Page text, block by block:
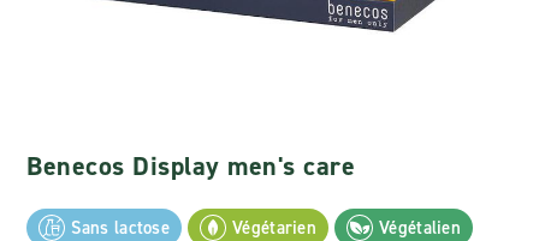
Benecos Display men's care
Sans lactose Végétarien Végétalien